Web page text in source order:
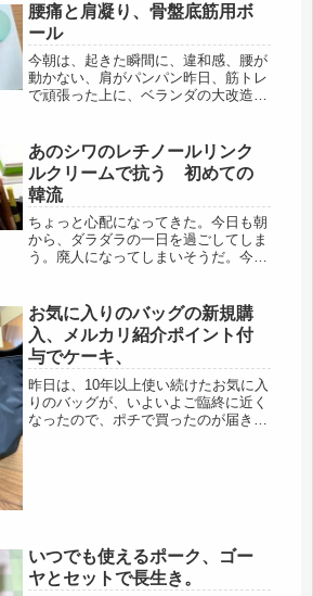
で、感激(=ﾟωﾟ)ﾉでも、なんで？開...
腰痛と肩凝り、骨盤底筋用ボ
ール
今朝は、起きた瞬間に、違和感、腰が
動かない、肩がパンパン昨日、筋トレ
で頑張った上に、ベランダの大改造を
は、最近、窓を全開しているので、床
の拭き掃除のつもりが、午後になって
し...
あのシワのレチノールリンク
ルクリームで抗う 初めての
韓流
ちょっと心配になってきた。今日も朝
から、ダラダラの一日を過ごしてしま
う。廃人になってしまいそうだ。今朝
るともったいないので、５時から、窓
を開け放ち、庭仕事、鳥のお世話も済
ま...
お気に入りのバッグの新規購
入、メルカリ紹介ポイント付
与でケーキ、
昨日は、10年以上使い続けたお気に入
りのバッグが、いよいよご臨終に近く
なったので、ポチで買ったのが届きま
いつでも使えるポーク、ゴー
ヤとセットで長生き。